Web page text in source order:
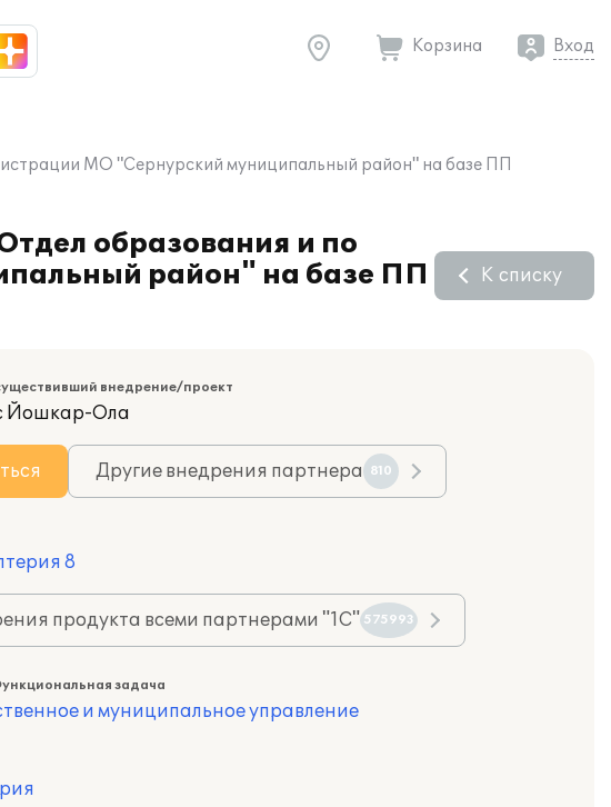
Корзина Вход
МО "Сернурский муниципальный район" на базе ПП
образования и по
район" на базе ПП
К списку
внедрение/проект
Йошкар-Ола
Другие внедрения партнера 810
8
продукта всеми партнерами "1С" 575993
задача
и муниципальное управление